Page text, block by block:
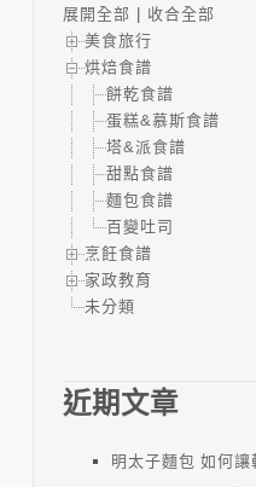
展開全部
收合全部
美食旅行
烘焙食譜
餅乾食譜
蛋糕&慕斯食譜
塔&派食譜
甜點食譜
麵包食譜
百變吐司
烹飪食譜
家政教育
未分類
近期文章
明太子麵包 如何